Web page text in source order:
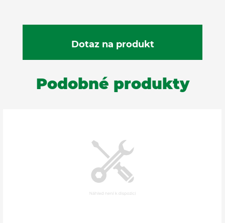
Podobné produkty